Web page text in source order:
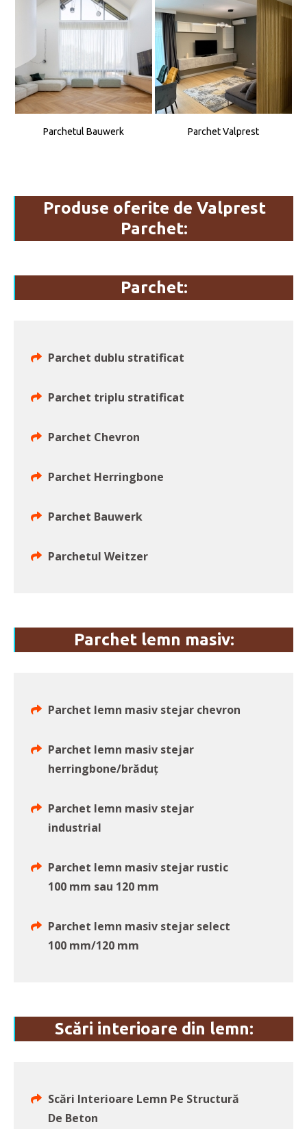
Parchetul Bauwerk Parchet Valprest
Produse oferite de Valprest
Parchet:
Parchet:
Parchet dublu stratificat
Parchet triplu stratificat
Parchet Chevron
Parchet Herringbone
Parchet Bauwerk
Parchetul Weitzer
Parchet lemn masiv:
Parchet lemn masiv stejar chevron
Parchet lemn masiv stejar
herringbone/brăduț
Parchet lemn masiv stejar
industrial
Parchet lemn masiv stejar rustic
100 mm sau 120 mm
Parchet lemn masiv stejar select
100 mm/120 mm
Scări interioare din lemn:
Scări Interioare Lemn Pe Structură
De Beton